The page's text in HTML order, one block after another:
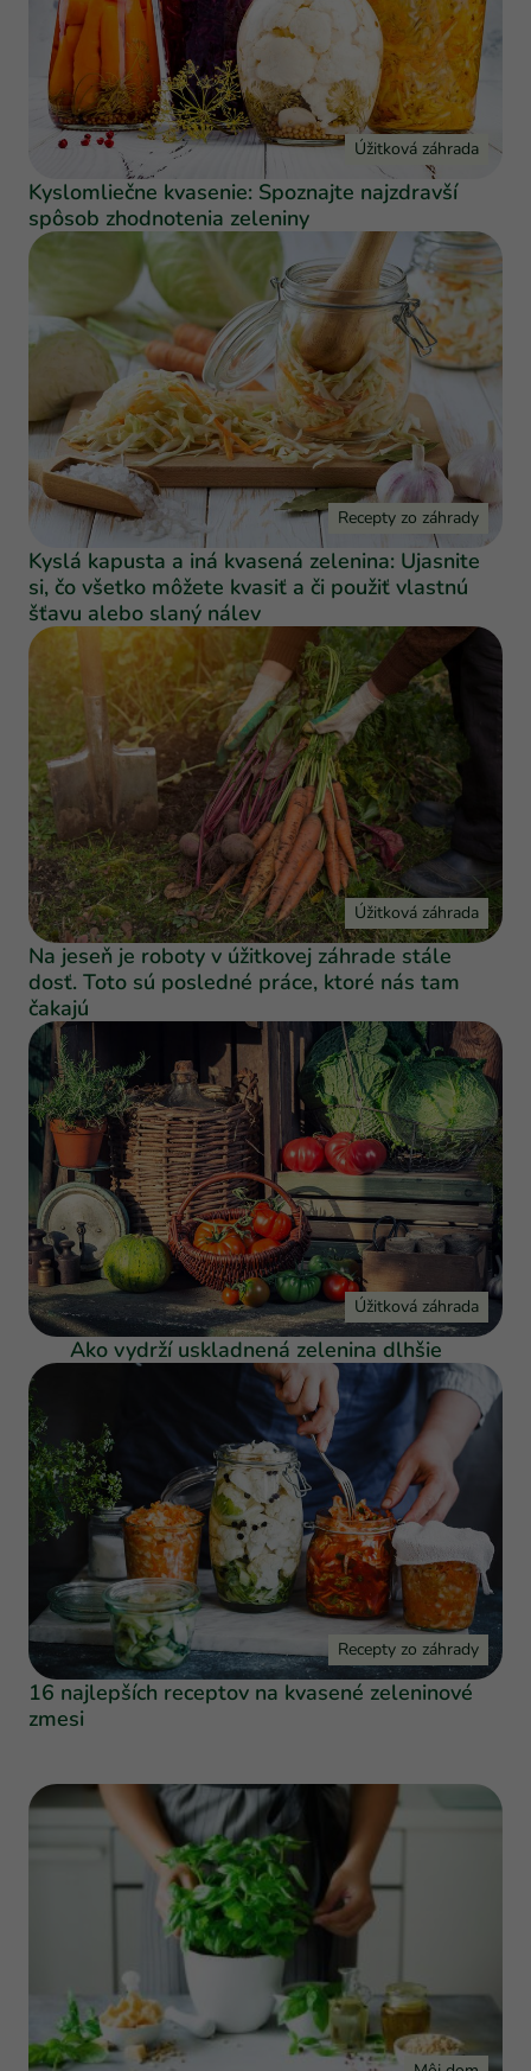
Úžitková záhrada
Kyslomliečne kvasenie: Spoznajte najzdravší
spôsob zhodnotenia zeleniny
Recepty zo záhrady
Kyslá kapusta a iná kvasená zelenina: Ujasnite
si, čo všetko môžete kvasiť a či použiť vlastnú
šťavu alebo slaný nálev
Úžitková záhrada
Na jeseň je roboty v úžitkovej záhrade stále
dosť. Toto sú posledné práce, ktoré nás tam
čakajú
Úžitková záhrada
Ako vydrží uskladnená zelenina dlhšie
Recepty zo záhrady
16 najlepších receptov na kvasené zeleninové
zmesi